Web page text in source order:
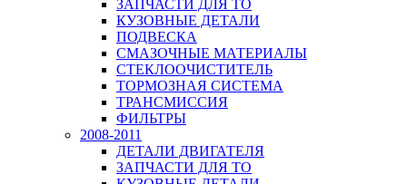
ЗАПЧАСТИ ДЛЯ ТО
КУЗОВНЫЕ ДЕТАЛИ
ПОДВЕСКА
СМАЗОЧНЫЕ МАТЕРИАЛЫ
СТЕКЛООЧИСТИТЕЛЬ
ТОРМОЗНАЯ СИСТЕМА
ТРАНСМИССИЯ
ФИЛЬТРЫ
2008-2011
ДЕТАЛИ ДВИГАТЕЛЯ
ЗАПЧАСТИ ДЛЯ ТО